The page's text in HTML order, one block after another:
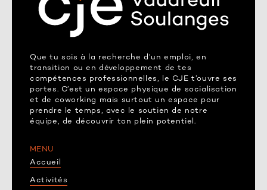
Que tu sois à la recherche d’un emploi, en
transition ou en développement de tes
compétences professionnelles, le CJE t’ouvre ses
portes. C’est un espace physique de socialisation
et de coworking mais surtout un espace pour
prendre le temps, avec le soutien de notre
équipe, de découvrir ton plein potentiel.
MENU
Accueil
Activités